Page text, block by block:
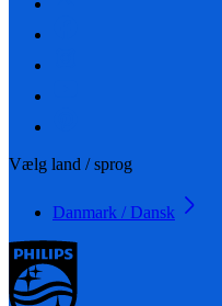
Vælg land / sprog
Danmark / Dansk